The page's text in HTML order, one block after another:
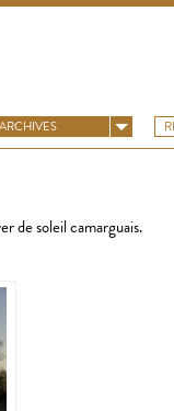
ARCHIVES
de soleil camarguais.